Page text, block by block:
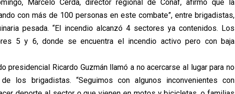
Marcelo Cerda, director regional de Conaf, afirmó que la
con más de 100 personas en este combate”, entre brigadistas,
pesada. “El incendio alcanzó 4 sectores ya contenidos. Los
5 y 6, donde se encuentra el incendio activo pero con baja
presidencial Ricardo Guzmán llamó a no acercarse al lugar para no
los brigadistas. “Seguimos con algunos inconvenientes con